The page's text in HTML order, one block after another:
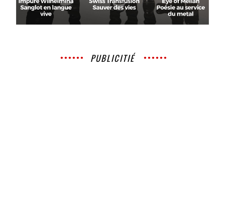
PUBLICITIÉ